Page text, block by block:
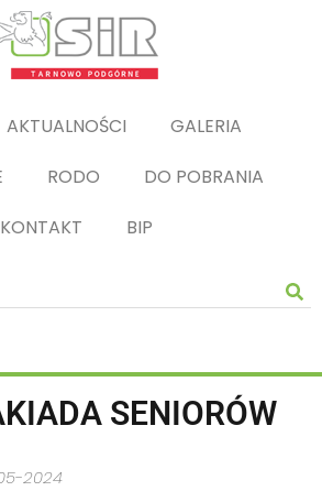
AKTUALNOŚCI
GALERIA
RODO
DO POBRANIA
KONTAKT
BIP
SENIORÓW
2024